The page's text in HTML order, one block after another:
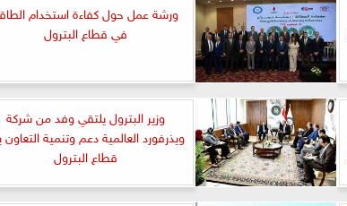
ورشة عمل حول كفاءة استخدام
في قطاع البترول
وزير البترول يلتقي وفد من شركة
ويذرفورد العالمية دعم وتنمية التعاون
قطاع البترول